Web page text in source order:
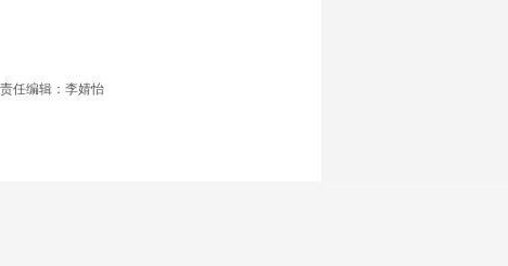
责任编辑：李婧怡